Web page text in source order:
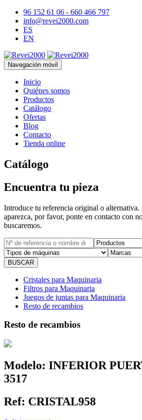
96 152 61 06 - 660 466 797
info@revei2000.com
ES
EN
Navegación móvil
Inicio
Quiénes somos
Productos
Catálogo
Ofertas
Blog
Contacto
Tienda online
Catálogo
Encuentra tu pieza
Introduce tu referencia original o alternativa.
aparezca, por favor, ponte en contacto con
buscaremos.
Cristales para Maquinaria
Filtros para Maquinaria
Juegos de juntas para Maquinaria
Resto de recambios
Resto de recambios
Modelo: INFERIOR
3517
Ref: CRISTAL958